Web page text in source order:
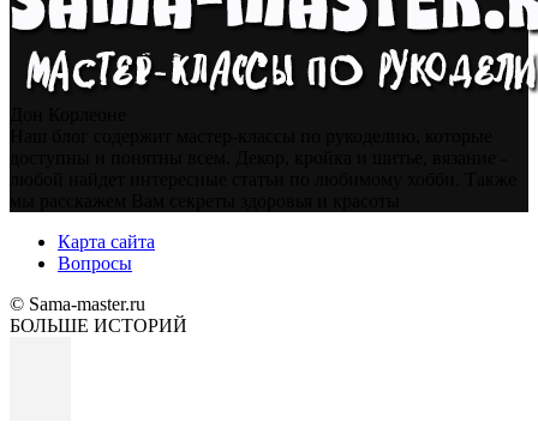
Карта сайта
Вопросы
© Sama-master.ru
БОЛЬШЕ ИСТОРИЙ